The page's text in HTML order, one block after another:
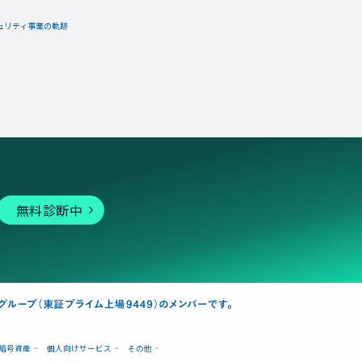
リティ事業の軌跡
無料診断中
号資産 個人向けサービス その他